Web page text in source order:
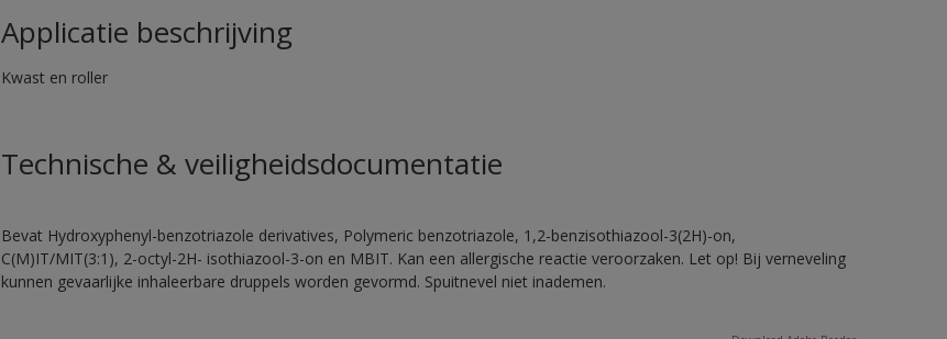
Applicatie beschrijving
Kwast en roller
Technische & veiligheidsdocumentatie
Bevat Hydroxyphenyl-benzotriazole derivatives, Polymeric benzotriazole, 1,2-benzisothiazool-3(2H)-on,
C(M)IT/MIT(3:1), 2-octyl-2H- isothiazool-3-on en MBIT. Kan een allergische reactie veroorzaken. Let op! Bij verneveling
kunnen gevaarlijke inhaleerbare druppels worden gevormd. Spuitnevel niet inademen.